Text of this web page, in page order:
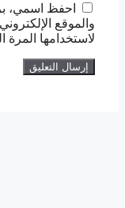
احفظ اسمي،
والموقع
لاستخدامها المرة